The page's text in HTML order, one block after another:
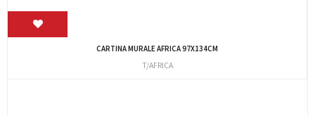
CARTINA MURALE AFRICA 97X134CM
T/AFRICA